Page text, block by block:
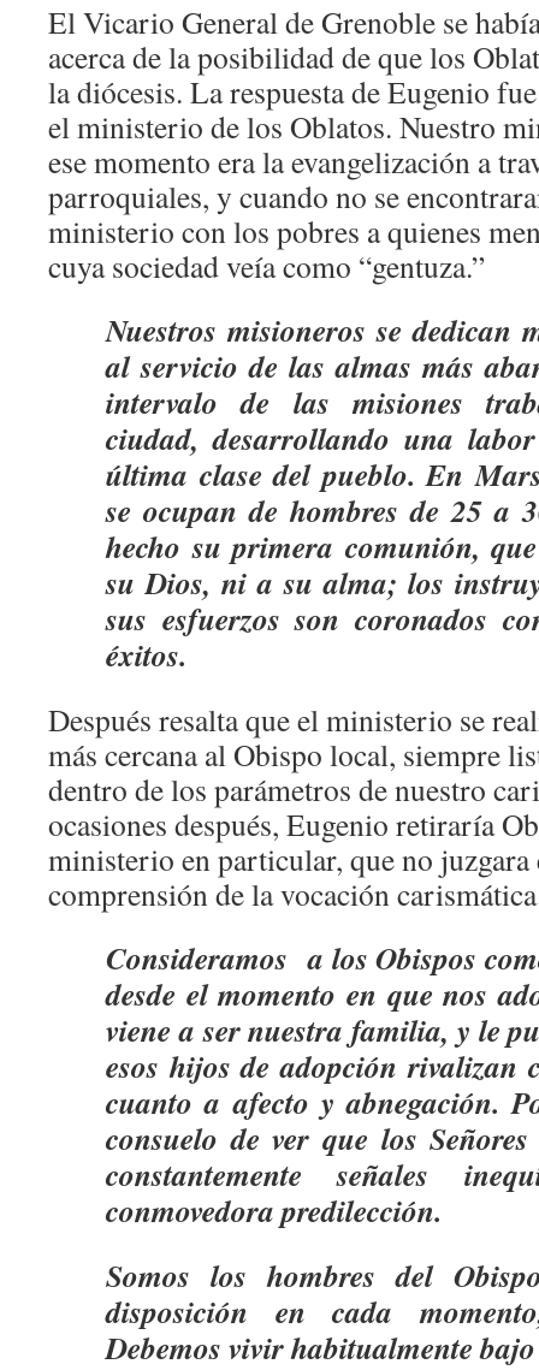
El Vicario General de Grenoble se
acerca de la posibilidad de que los
la diócesis. La respuesta de Eugenio
el ministerio de los Oblatos. Nuestro
ese momento era la evangelización a
parroquiales, y cuando no se
ministerio con los pobres a quienes
cuya sociedad veía como “gentuza.”
Nuestros misioneros se dedican
al servicio de las almas más
intervalo de las misiones
ciudad, desarrollando una
última clase del pueblo. En
se ocupan de hombres de 25 a
hecho su primera comunión,
su Dios, ni a su alma; los
sus esfuerzos son coronados
éxitos.
Después resalta que el ministerio se
más cercana al Obispo local, siempre
dentro de los parámetros de nuestro
ocasiones después, Eugenio retiraría
ministerio en particular, que no juzgara
comprensión de la vocación
Consideramos a los Obispos
desde el momento en que nos
viene a ser nuestra familia, y le
esos hijos de adopción rivalizan
cuanto a afecto y abnegación.
consuelo de ver que los
constantemente señales
conmovedora predilección.
Somos los hombres del
disposición en cada
Debemos vivir habitualmente